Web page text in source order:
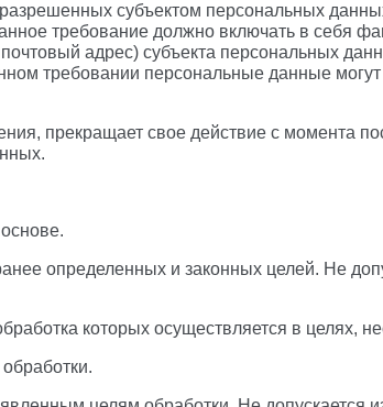
субъектом персональных
требование должно включать в себя
адрес) субъекта персональных
требовании персональные данные могут
прекращает свое действие с момента
определенных и законных целей. Не
которых осуществляется в целях,